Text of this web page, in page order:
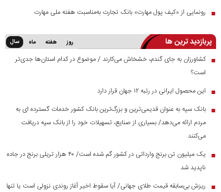
■ رونمایی از «کیف پول مهارت» بانک تجارت به‌مناسبت هفته ملی مهارت
پربازدید ترین ها روز هفته ماه سال
■ کشاورزان به جای گندم، خشخاش می‌کارند / موضوع در کدام استان‌ها جدی‌تر
است؟
■ این محصول ایرانی در رتبه ۱۲ جهان قرار دارد
■ بانک سپه به عنوان قدیمی‌ترین و بزرگ‌ترین بانک کشور خدمات گسترده ای به
مردم ارائه می‌دهد/ بسیاری از صنایع، تسهیلات خود را از بانک سپه دریافت
می‌کنند
■
یک میلیون تن برنج وارداتی در کشور گم شده است/ ۴۰ هزار تریلی برنج در جاده
ناپدید شد
■
ریزش بی‌سابقه قیمت طلای جهانی/ آیا سقوط اخیر آغاز روندی نزولی است یا تنها